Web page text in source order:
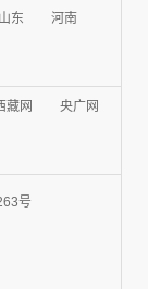
山东 河南
藏网 央广网
号